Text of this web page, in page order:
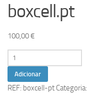
boxcell.pt
100,00€
Quantidade
de
boxcell.pt
Adicionar
REF: boxcell-pt Categoria: